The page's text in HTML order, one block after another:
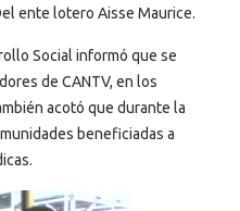
ente lotero Aisse Maurice.
Social informó que se
de CANTV, en los
acotó que durante la
beneficiadas a